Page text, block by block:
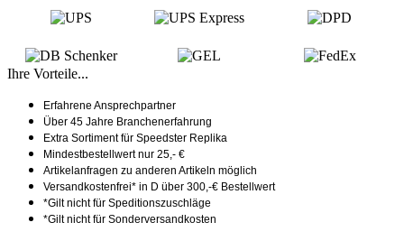
Ihre Vorteile...
Erfahrene Ansprechpartner
Über 45 Jahre Branchenerfahrung
Extra Sortiment für Speedster Replika
Mindestbestellwert nur 25,- €
Artikelanfragen zu anderen Artikeln möglich
Versandkostenfrei* in D über 300,-€ Bestellwert
*Gilt nicht für Speditionszuschläge
*Gilt nicht für Sonderversandkosten